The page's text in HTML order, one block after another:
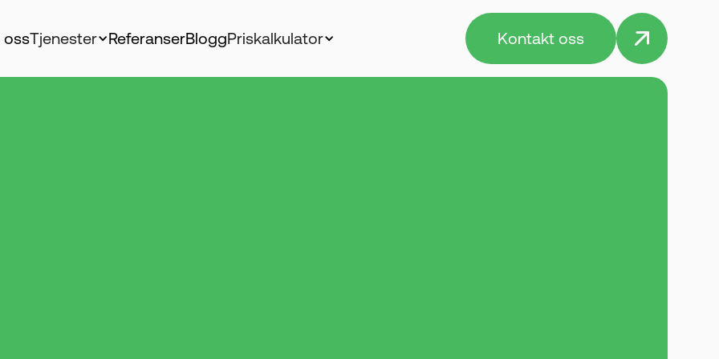
ossTjenester ReferanserBloggPriskalkulator Kontakt oss